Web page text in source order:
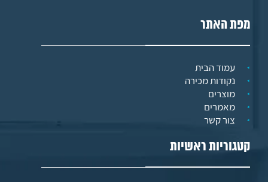
מפת האתר
עמוד הבית
נקודות מכירה
מוצרים
מאמרים
צור קשר
קטגוריות ראשיות